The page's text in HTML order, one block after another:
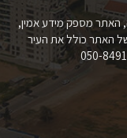
האתר מספק מידע אמין,
של האתר כולל את העיר